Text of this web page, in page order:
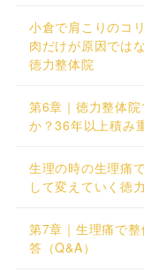
小倉で肩こりのコ
肉だけが原因では
徳力整体院
第6章｜徳力整体
か？36年以上積み
生理の時の生理痛
して変えていく徳
第7章｜生理痛で
答（Q&A）